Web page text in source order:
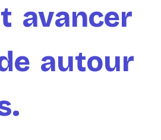
avancer
autour